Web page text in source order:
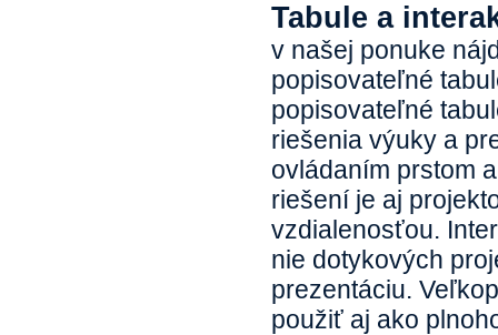
Tabule a
v našej ponuke
popisovateľné
popisovateľné
riešenia výuky a
ovládaním prstom
riešení je aj
vzdialenosťou.
nie dotykových
prezentáciu.
použiť aj ako